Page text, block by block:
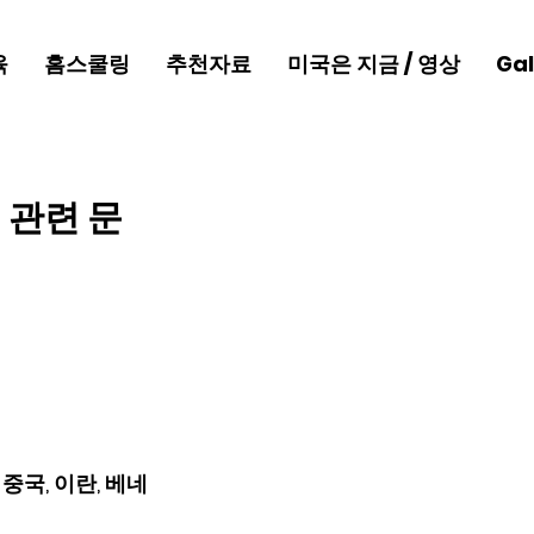
홈스쿨링 추천자료 미국은 지금 / 영상
련 문
국, 이란, 베네